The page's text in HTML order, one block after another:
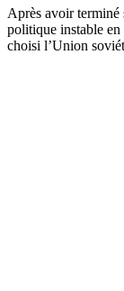
Après avoir terminé
politique instable en
choisi l’Union